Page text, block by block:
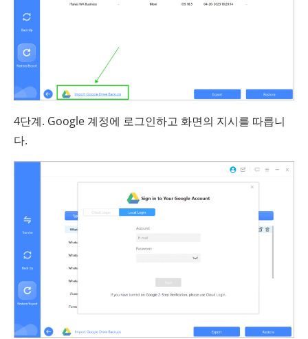
4단계. Google 계정에 로그인하고 화면의 지시를 따릅니
다.